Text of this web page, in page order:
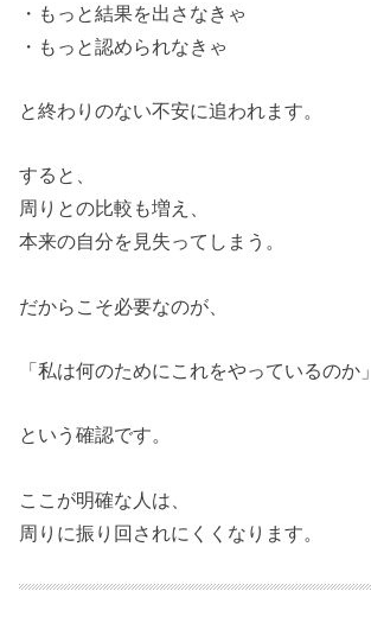
・もっと結果を出さなきゃ
・もっと認められなきゃ
と終わりのない不安に追われます。
すると、
周りとの比較も増え、
本来の自分を見失ってしまう。
だからこそ必要なのが、
「私は何のためにこれをやっているのか」
という確認です。
ここが明確な人は、
周りに振り回されにくくなります。